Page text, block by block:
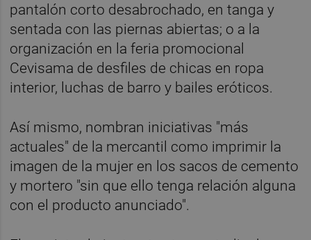
pantalón corto desabrochado, en tanga y
sentada con las piernas abiertas; o a la
organización en la feria promocional
Cevisama de desfiles de chicas en ropa
interior, luchas de barro y bailes eróticos.
Así mismo, nombran iniciativas "más
actuales" de la mercantil como imprimir la
imagen de la mujer en los sacos de cemento
y mortero "sin que ello tenga relación alguna
con el producto anunciado".